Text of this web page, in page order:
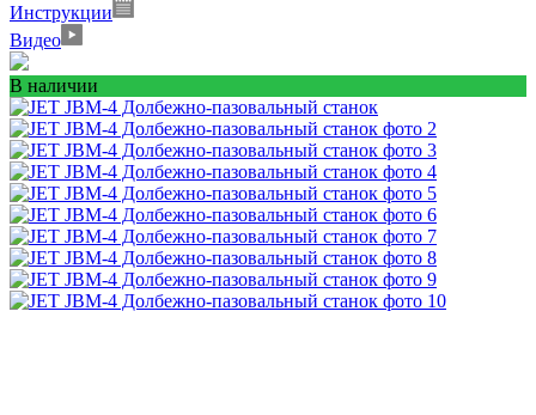
Инструкции
Видео
В наличии